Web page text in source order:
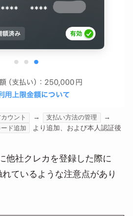
ウント → 支払い方法の管理 →
ド追加 より追加、および本人認証後
他社クレカを登録した際に
ているような注意点があり